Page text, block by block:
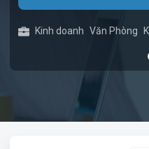
Kinh doanh Văn Phòng